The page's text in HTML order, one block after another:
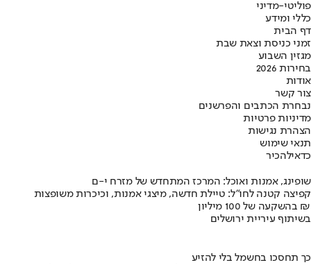
פוליטי-מדיני
כללי ומידע
דף הבית
זמני כניסת וצאת שבת
מגזין השבוע
בחירות 2026
אודות
צור קשר
נבחרת הכתבים והפרשנים
מדיניות פרטיות
הצהרת נגישות
תנאי שימוש
כדאילהכיר
שופינג, אמנות ואוכל: המרכז המתחדש של מזרח י-ם
קפיצה קטנה לחו"ל: טיילת חדשה, מיצגי אמנות, וכיכרות משופצות
בהשקעה של 100 מיליון ₪
בשיתוף עיריית ירושלים
כך תחסכו בחשמל בלי להזיע